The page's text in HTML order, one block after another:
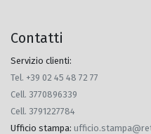
Contatti
Servizio clienti:
Tel. +39 02 45 48 72 77
Cell. 3770896339
Cell. 3791227784
Ufficio stampa: